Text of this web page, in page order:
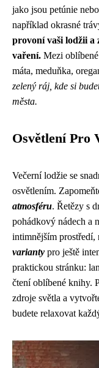
jako jsou petúnie
například okrasné
provoní vaši lodžii a
vaření. Mezi
máta, meduňka,
zelený ráj, kde si
města.
Osvětlení Pro
Večerní lodžie se
osvětlením.
atmosféru. Řetězy s
pohádkový nádech a
intimnějším
varianty pro ještě
praktickou stránku:
čtení oblíbené knihy.
zdroje světla a
budete relaxovat